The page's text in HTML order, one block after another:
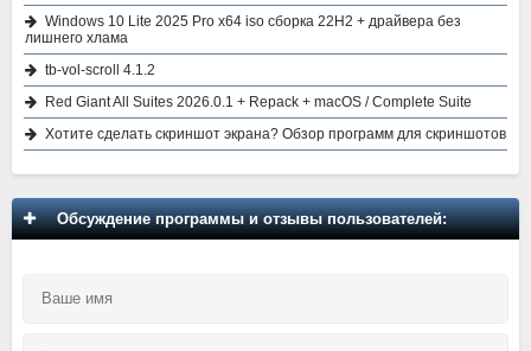
Windows 10 Lite 2025 Pro x64 iso сборка 22H2 + драйвера без
лишнего хлама
tb-vol-scroll 4.1.2
Red Giant All Suites 2026.0.1 + Repack + macOS / Complete Suite
Хотите сделать скриншот экрана? Обзор программ для скриншотов
Обсуждение программы и отзывы пользователей: